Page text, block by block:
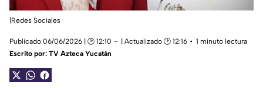
|Redes Sociales
Publicado 06/06/2026 | 🕑 12:10 | Actualizado 🕑 12:16
1 minuto lectura
Escrito por: TV Azteca Yucatán